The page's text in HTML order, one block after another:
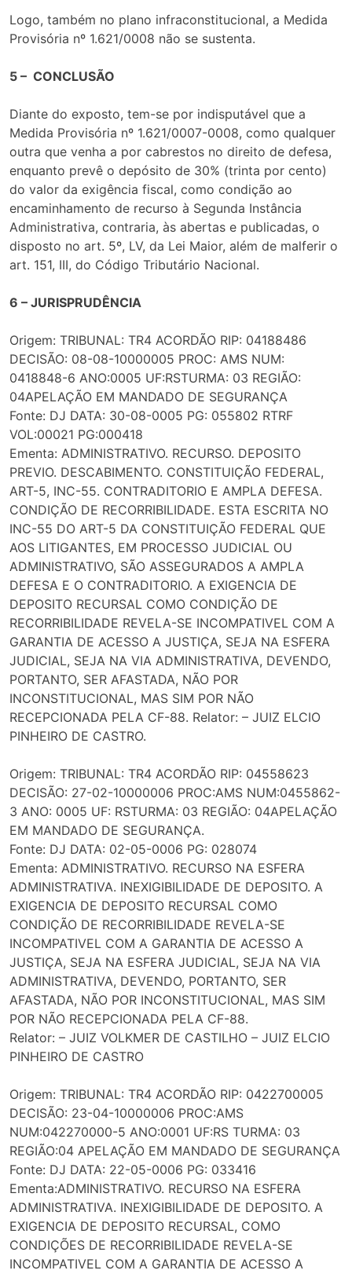
Logo, também no plano infraconstitucional, a Medida
Provisória nº 1.621/0008 não se sustenta.
5 – CONCLUSÃO
Diante do exposto, tem-se por indisputável que a
Medida Provisória nº 1.621/0007-0008, como qualquer
outra que venha a por cabrestos no direito de defesa,
enquanto prevê o depósito de 30% (trinta por cento)
do valor da exigência fiscal, como condição ao
encaminhamento de recurso à Segunda Instância
Administrativa, contraria, às abertas e publicadas, o
disposto no art. 5º, LV, da Lei Maior, além de malferir o
art. 151, III, do Código Tributário Nacional.
6 – JURISPRUDÊNCIA
Origem: TRIBUNAL: TR4 ACORDÃO RIP: 04188486
DECISÃO: 08-08-10000005 PROC: AMS NUM:
0418848-6 ANO:0005 UF:RSTURMA: 03 REGIÃO:
04APELAÇÃO EM MANDADO DE SEGURANÇA
Fonte: DJ DATA: 30-08-0005 PG: 055802 RTRF
VOL:00021 PG:000418
Ementa: ADMINISTRATIVO. RECURSO. DEPOSITO
PREVIO. DESCABIMENTO. CONSTITUIÇÃO FEDERAL,
ART-5, INC-55. CONTRADITORIO E AMPLA DEFESA.
CONDIÇÃO DE RECORRIBILIDADE. ESTA ESCRITA NO
INC-55 DO ART-5 DA CONSTITUIÇÃO FEDERAL QUE
AOS LITIGANTES, EM PROCESSO JUDICIAL OU
ADMINISTRATIVO, SÃO ASSEGURADOS A AMPLA
DEFESA E O CONTRADITORIO. A EXIGENCIA DE
DEPOSITO RECURSAL COMO CONDIÇÃO DE
RECORRIBILIDADE REVELA-SE INCOMPATIVEL COM A
GARANTIA DE ACESSO A JUSTIÇA, SEJA NA ESFERA
JUDICIAL, SEJA NA VIA ADMINISTRATIVA, DEVENDO,
PORTANTO, SER AFASTADA, NÃO POR
INCONSTITUCIONAL, MAS SIM POR NÃO
RECEPCIONADA PELA CF-88. Relator: – JUIZ ELCIO
PINHEIRO DE CASTRO.
Origem: TRIBUNAL: TR4 ACORDÃO RIP: 04558623
DECISÃO: 27-02-10000006 PROC:AMS NUM:0455862-
3 ANO: 0005 UF: RSTURMA: 03 REGIÃO: 04APELAÇÃO
EM MANDADO DE SEGURANÇA.
Fonte: DJ DATA: 02-05-0006 PG: 028074
Ementa: ADMINISTRATIVO. RECURSO NA ESFERA
ADMINISTRATIVA. INEXIGIBILIDADE DE DEPOSITO. A
EXIGENCIA DE DEPOSITO RECURSAL COMO
CONDIÇÃO DE RECORRIBILIDADE REVELA-SE
INCOMPATIVEL COM A GARANTIA DE ACESSO A
JUSTIÇA, SEJA NA ESFERA JUDICIAL, SEJA NA VIA
ADMINISTRATIVA, DEVENDO, PORTANTO, SER
AFASTADA, NÃO POR INCONSTITUCIONAL, MAS SIM
POR NÃO RECEPCIONADA PELA CF-88.
Relator: – JUIZ VOLKMER DE CASTILHO – JUIZ ELCIO
PINHEIRO DE CASTRO
Origem: TRIBUNAL: TR4 ACORDÃO RIP: 0422700005
DECISÃO: 23-04-10000006 PROC:AMS
NUM:042270000-5 ANO:0001 UF:RS TURMA: 03
REGIÃO:04 APELAÇÃO EM MANDADO DE SEGURANÇA
Fonte: DJ DATA: 22-05-0006 PG: 033416
Ementa:ADMINISTRATIVO. RECURSO NA ESFERA
ADMINISTRATIVA. INEXIGIBILIDADE DE DEPOSITO. A
EXIGENCIA DE DEPOSITO RECURSAL, COMO
CONDIÇÕES DE RECORRIBILIDADE REVELA-SE
INCOMPATIVEL COM A GARANTIA DE ACESSO A